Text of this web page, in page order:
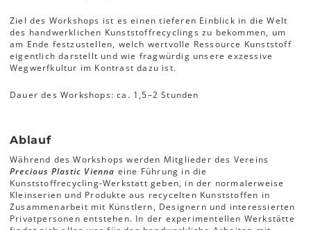
Ziel des Workshops ist es einen tieferen Einblick in die Welt
des handwerklichen Kunststoffrecyclings zu bekommen, um
am Ende festzustellen, welch wertvolle Ressource Kunststoff
eigentlich darstellt und wie fragwürdig unsere exzessive
Wegwerfkultur im Kontrast dazu ist.
Dauer des Workshops: ca. 1,5–2 Stunden
Ablauf
Während des Workshops werden Mitglieder des Vereins
Precious Plastic Vienna eine Führung in die
Kunststoffrecycling-Werkstatt geben, in der normalerweise
Kleinserien und Produkte aus recycelten Kunststoffen in
Zusammenarbeit mit Künstlern, Designern und interessierten
Privatpersonen entstehen. In der experimentellen Werkstätte